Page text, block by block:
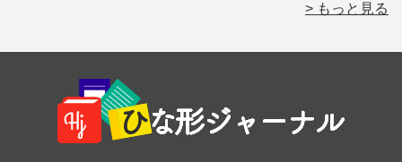
> もっと見る
Footer